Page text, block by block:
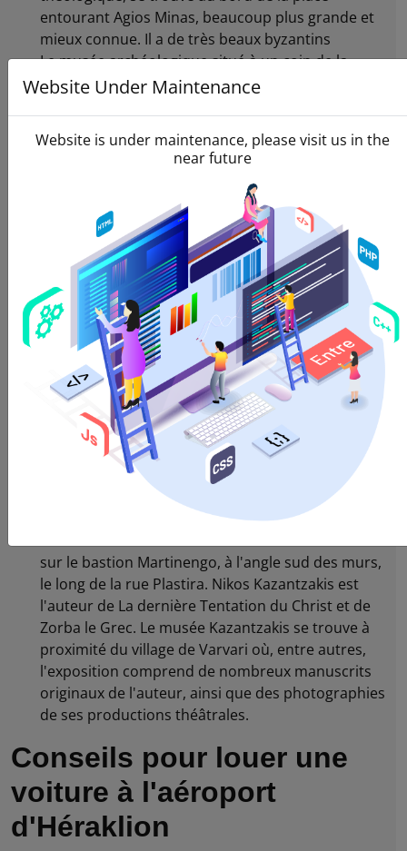
entourant Agios Minas, beaucoup plus grande et
mieux connue. Il a de très beaux byzantins
Le musée archéologique situé à un coin de la
place centrale Eleftherias rassemble de
archéologiques de Crète. Le musée couvre une
période commençant il y a plusieurs milliers
d'années, à travers les périodes minoenne, post-
minoenne et ultérieure.
La loggia vénitienne de la rue du 25 août, à 50
mètres en bas de la rue de la "place du Lion" sur la
droite, est aujourd'hui l'hôtel de ville d'Héraklion.
Vous pouvez entrer et jeter un coup d'œil.
La forteresse vénitienne de Koules sur les murs
du port, construite au début des années 1500.
Le Palais de Cnossos. 20-25 minutes du centre
d'Héraklion. L'une des rues les plus connues et les
plus importantes pour la goniométrie d'Héraklion
est la rue du 25 août, qui a maintenant été
repavée en rue piétonne. En descendant la rue du
25 août de Dedalou à la mer se trouve l'église
d'Agios Titos, un bel édifice d'origine byzantine
puis reconstruit au XVIe siècle par les Vénitiens.
sur le bastion Martinengo, à l'angle sud des murs,
le long de la rue Plastira. Nikos Kazantzakis est
l'auteur de La dernière Tentation du Christ et de
Zorba le Grec. Le musée Kazantzakis se trouve à
proximité du village de Varvari où, entre autres,
l'exposition comprend de nombreux manuscrits
originaux de l'auteur, ainsi que des photographies
de ses productions théâtrales.
Conseils pour louer une
voiture à l'aéroport
d'Héraklion
Website Under Maintenance
Website is under maintenance, please visit us in the
near future